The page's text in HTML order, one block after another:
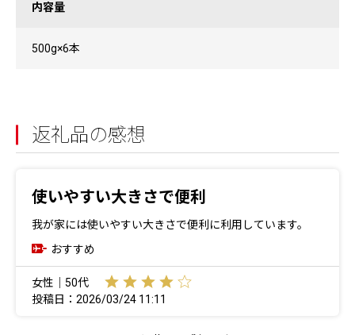
内容量
500g×6本
返礼品の感想
使いやすい大きさで便利
我が家には使いやすい大きさで便利に利用しています。
おすすめ
女性｜50代
投稿日：2026/03/24 11:11